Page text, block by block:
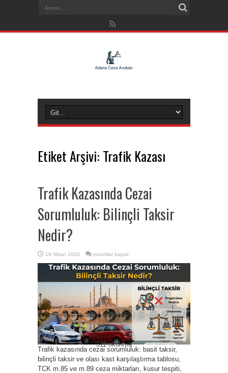
Etiket Arşivi: Trafik Kazası
Trafik Kazasında Cezai
Sorumluluk: Bilinçli Taksir
Nedir?
19 Nisan 2026
Trafik
Cezai
Sorumluluk:
Bilinçli
Taksir
Nedir?
için
yorumlar kapalı
311 okunma
Trafik kazasında cezai sorumluluk: basit taksir,
bilinçli taksir ve olası kast karşılaştırma tablosu,
TCK m.85 ve m.89 ceza miktarları, kusur tespiti,